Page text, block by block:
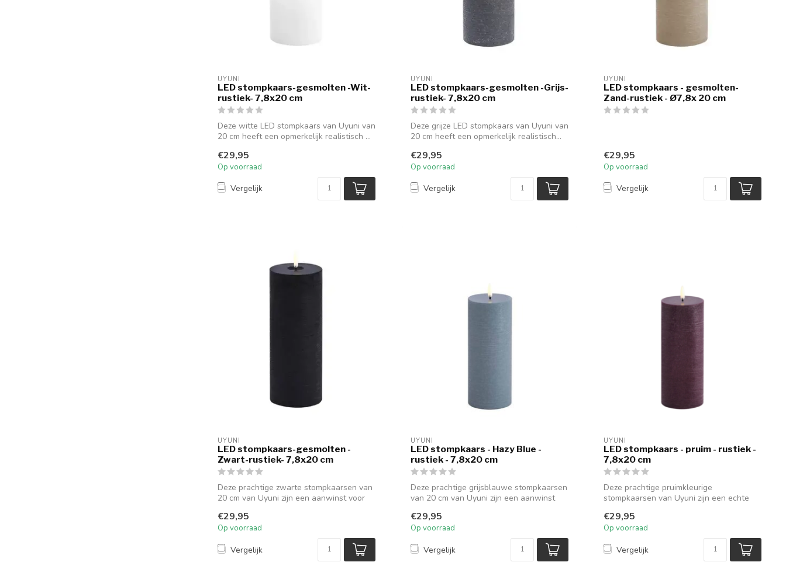
UYUNI
LED stompkaars-gesmolten -Wit-
rustiek- 7,8x20 cm
Deze witte LED stompkaars van Uyuni van
20 cm heeft een opmerkelijk realistisch ...
€29,95
Op voorraad
Vergelijk
UYUNI
LED stompkaars-gesmolten -Grijs-
rustiek- 7,8x20 cm
Deze grijze LED stompkaars van Uyuni van
20 cm heeft een opmerkelijk realistisch...
€29,95
Op voorraad
Vergelijk
UYUNI
LED stompkaars - gesmolten-
Zand-rustiek - Ø7,8x 20 cm
€29,95
Op voorraad
Vergelijk
UYUNI
LED stompkaars-gesmolten -
Zwart-rustiek- 7,8x20 cm
Deze prachtige zwarte stompkaarsen van
20 cm van Uyuni zijn een aanwinst voor
€29,95
Op voorraad
Vergelijk
UYUNI
LED stompkaars - Hazy Blue -
rustiek - 7,8x20 cm
Deze prachtige grijsblauwe stompkaarsen
van 20 cm van Uyuni zijn een aanwinst
€29,95
Op voorraad
Vergelijk
UYUNI
LED stompkaars - pruim - rustiek -
7,8x20 cm
Deze prachtige pruimkleurige
stompkaarsen van Uyuni zijn een echte
€29,95
Op voorraad
Vergelijk